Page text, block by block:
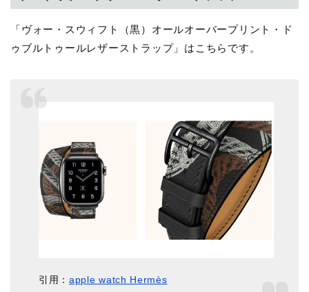
「ヴォー・スウィフト（黒）オールオーバープリント・ド
ゥブルトゥールレザーストラップ」はこちらです。
引用：apple watch Hermès